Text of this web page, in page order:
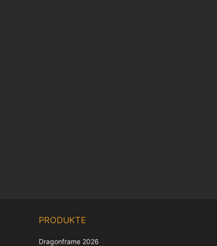
PRODUKTE
Dragonframe 2026